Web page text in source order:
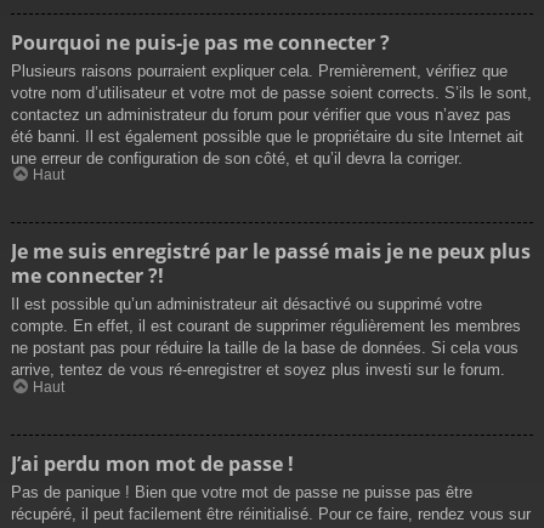
Pourquoi ne puis-je pas me connecter ?
Plusieurs raisons pourraient expliquer cela. Premièrement, vérifiez que
votre nom d’utilisateur et votre mot de passe soient corrects. S’ils le sont,
contactez un administrateur du forum pour vérifier que vous n’avez pas
été banni. Il est également possible que le propriétaire du site Internet ait
une erreur de configuration de son côté, et qu’il devra la corriger.
Haut
Je me suis enregistré par le passé mais je ne peux plus
me connecter ?!
Il est possible qu’un administrateur ait désactivé ou supprimé votre
compte. En effet, il est courant de supprimer régulièrement les membres
ne postant pas pour réduire la taille de la base de données. Si cela vous
arrive, tentez de vous ré-enregistrer et soyez plus investi sur le forum.
Haut
J’ai perdu mon mot de passe !
Pas de panique ! Bien que votre mot de passe ne puisse pas être
récupéré, il peut facilement être réinitialisé. Pour ce faire, rendez vous sur